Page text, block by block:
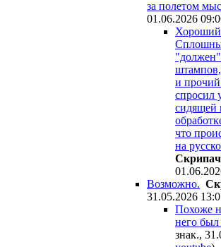
за полетом
01.06.2026
и
спросил
сидящей
что
на
Cкpипaч
Возможно.
31.05.2026
Похоже
него был
знак.,